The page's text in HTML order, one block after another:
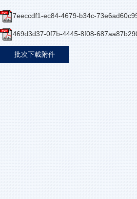
7eeccdf1-ec84-4679-b34c-
469d3d37-0f7b-4445-8f08-
批次下載附件